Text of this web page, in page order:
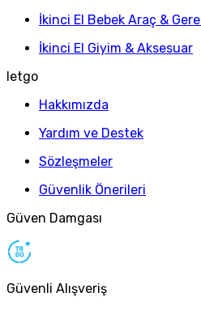
İkinci El Bebek Araç &
İkinci El Giyim & Aksesuar
letgo
Hakkımızda
Yardım ve Destek
Sözleşmeler
Güvenlik Önerileri
Güven Damgası
Güvenli Alışveriş